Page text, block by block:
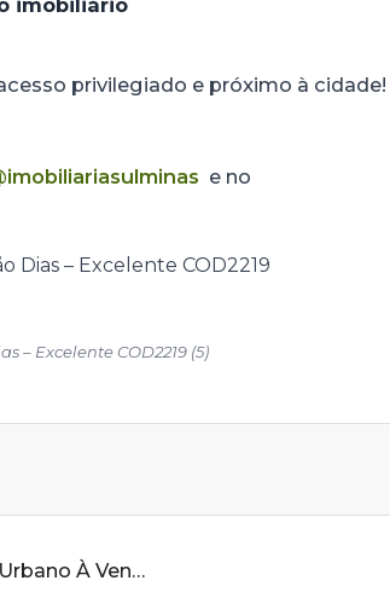
imobiliário
privilegiado e próximo à cidade!
e no
– Excelente COD2219 (5)
Terreno Rural em Perímetro Urbano À Venda Em Cambuí MG